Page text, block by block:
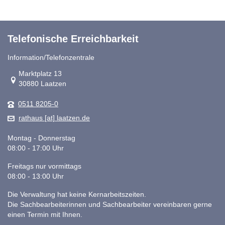
Telefonische Erreichbarkeit
Information/Telefonzentrale
Link zur Google-Maps Navigation
Marktplatz 13
30880 Laatzen
0511 8205-0
rathaus [at] laatzen.de
Montag - Donnerstag
08:00 - 17:00 Uhr
Freitags nur vormittags
08:00 - 13:00 Uhr
Die Verwaltung hat keine Kernarbeitszeiten.
Die Sachbearbeiterinnen und Sachbearbeiter vereinbaren gerne
einen Termin mit Ihnen.